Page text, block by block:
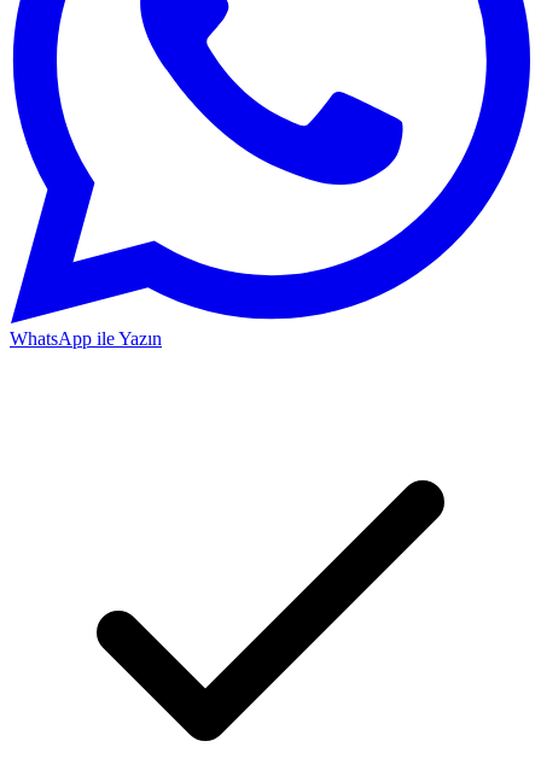
WhatsApp ile Yazın